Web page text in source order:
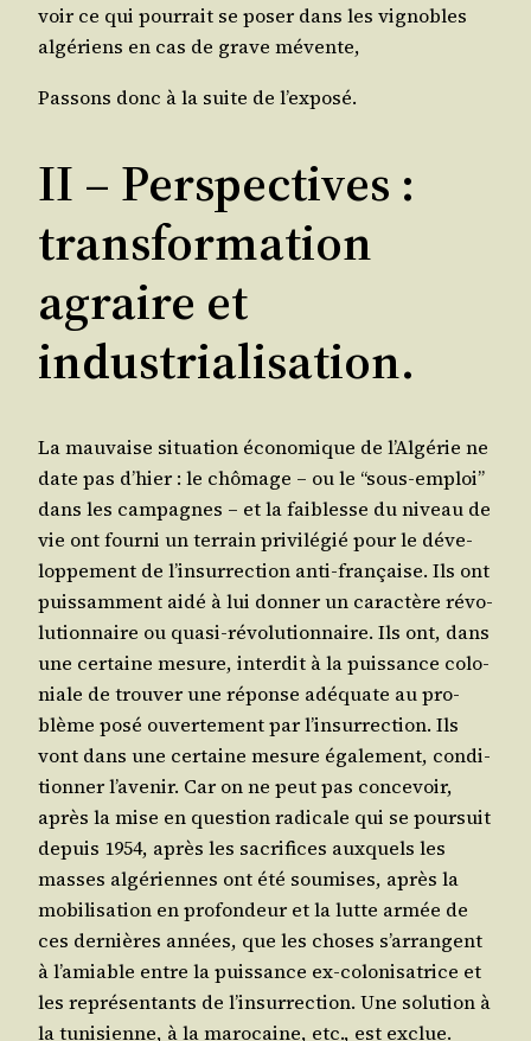
voir ce qui pour­rait se poser dans les vignobles
algé­riens en cas de grave mévente,
Pas­sons donc à la suite de l’exposé.
II – Perspectives :
transformation
agraire et
industrialisation.
La mau­vaise situa­tion éco­no­mique de l’Al­gé­rie ne
date pas d’hier : le chô­mage – ou le “sous-emploi”
dans les cam­pagnes – et la fai­blesse du niveau de
vie ont four­ni un ter­rain pri­vi­lé­gié pour le déve­
lop­pe­ment de l’in­sur­rec­tion anti-fran­çaise. Ils ont
puis­sam­ment aidé à lui don­ner un carac­tère révo­
lu­tion­naire ou qua­si-révo­lu­tion­naire. Ils ont, dans
une cer­taine mesure, inter­dit à la puis­sance colo­
niale de trou­ver une réponse adé­quate au pro­
blème posé ouver­te­ment par l’in­sur­rec­tion. Ils
vont dans une cer­taine mesure éga­le­ment, condi­
tion­ner l’a­ve­nir. Car on ne peut pas conce­voir,
après la mise en ques­tion radi­cale qui se pour­suit
depuis 1954, après les sacri­fices aux­quels les
masses algé­riennes ont été sou­mises, après la
mobi­li­sa­tion en pro­fon­deur et la lutte armée de
ces der­nières années, que les choses s’ar­rangent
à l’a­miable entre la puis­sance ex-colo­ni­sa­trice et
les repré­sen­tants de l’in­sur­rec­tion. Une solu­tion à
la tuni­sienne, à la maro­caine, etc., est exclue.